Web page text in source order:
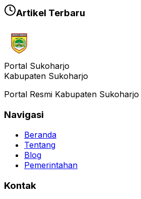
Artikel Terbaru
Portal Sukoharjo
Kabupaten Sukoharjo
Portal Resmi Kabupaten Sukoharjo
Navigasi
Beranda
Tentang
Blog
Pemerintahan
Kontak